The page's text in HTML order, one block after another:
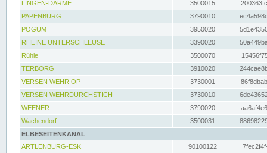
LINGEN-DARME
3500015
PAPENBURG
3790010
POGUM
3950020
RHEINE UNTERSCHLEUSE
3390020
Rühle
3500070
TERBORG
3910020
VERSEN WEHR OP
3730001
VERSEN WEHRDURCHSTICH
3730010
WEENER
3790020
Wachendorf
3500031
ELBESEITENKANAL
ARTLENBURG-ESK
90100122